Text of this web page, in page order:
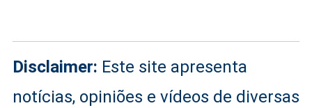
Disclaimer: Este site apresenta
notícias, opiniões e vídeos de diversas